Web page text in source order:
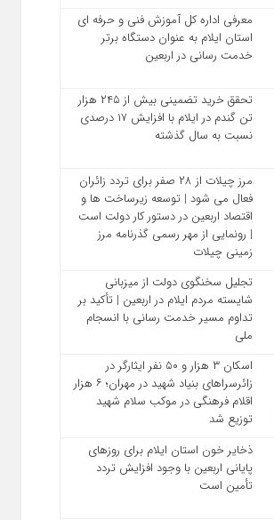
معرفی اداره کل آموزش فنی و حرفه‌ ای
استان ایلام به‌ عنوان دستگاه برتر
خدمت‌ رسانی در اربعین
تحقق خرید تضمینی بیش از ۲۴۵ هزار
تن گندم در ایلام با افزایش ۱۷ درصدی
نسبت به سال گذشته
مرز چیلات از ۲۸ صفر برای تردد زائران
فعال می‌ شود | توسعه زیرساخت‌ ها و
اقتصاد اربعین در دستور کار دولت است
| رونمایی از مهر رسمی گذرنامه مرز
زمینی چیلات
تجلیل سخنگوی دولت از میزبانی
شایسته مردم ایلام در اربعین | تأکید بر
تداوم مسیر خدمت‌ رسانی با انسجام
ملی
اسکان ۳ هزار و ۵۰ نفر ایثارگر در
زائرسراهای بنیاد شهید در مهران؛ ۶ هزار
اقلام فرهنگی در موکب سلام شهید
توزیع شد
ذخایر خون استان ایلام برای روزهای
پایانی اربعین با وجود افزایش تردد
تأمین است